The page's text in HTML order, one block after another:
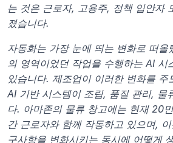
는 것은 근로자, 고용주, 정책 입안자
졌습니다.
자동화는 가장 눈에 띄는 변화로 떠올
의 영역이었던 작업을 수행하는 AI 시
있습니다. 제조업이 이러한 변화를 주
AI 기반 시스템이 조립, 품질 관리, 물
다. 아마존의 물류 창고에는 현재 20
간 근로자와 함께 작동하고 있으며,
구사항을 변화시키는 동시에 어떻게